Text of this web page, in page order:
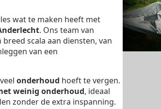
wat te maken heeft met
. Ons team van
scala aan diensten, van
van een
onderhoud hoeft te vergen.
weinig onderhoud, ideaal
zonder de extra inspanning.